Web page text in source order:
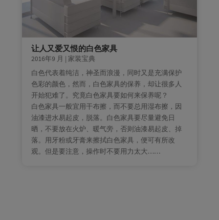
让人又爱又恨的白色家具
2016年9 月 | 家装宝典
白色代表着纯洁，神圣而浪漫，同时又是充满保护
色彩的颜色，然而，白色家具的保养，却让很多人
开始犯难了。究竟白色家具要如何来保养呢？
白色家具一般宜用干布擦，而不要总用湿布擦，因
油漆进水易起皮，脱落。白色家具要尽量避免日
晒，不要放在火炉、暖气旁，否则油漆易起皮、掉
落。用牙粉或牙膏来擦拭白色家具，便可有所改
观。但是要注意，操作时不要用力太大……